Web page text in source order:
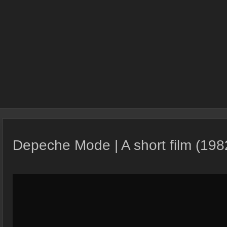
Depeche Mode | A short film